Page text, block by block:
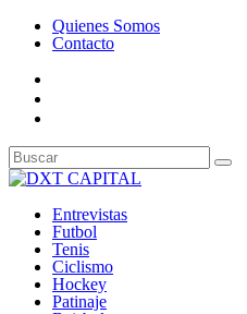
Quienes Somos
Contacto
Entrevistas
Futbol
Tenis
Ciclismo
Hockey
Patinaje